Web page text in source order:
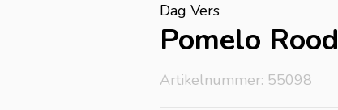
Dag Vers
Pomelo Rood
Artikelnummer: 55098